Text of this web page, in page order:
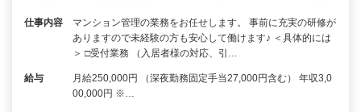
仕事内容
マンション管理の業務をお任せします。 事前に充実の研修が
ありますので未経験の方も安心して働けます♪ ＜具体的には
＞ □受付業務 （入居者様の対応、引…
給与
月給250,000円 （深夜勤務固定手当27,000円含む） 年収3,0
00,000円 ※…